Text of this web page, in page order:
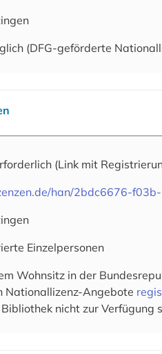
(DFG-geförderte
(Link mit
han/2bdc6676-
Einzelpersonen
Wohnsitz in der
Nationallizenz-Angebote
nicht zur Verfügung